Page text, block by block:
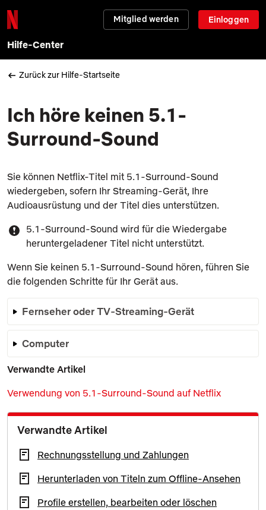
Mitglied werden Einloggen
Hilfe-Center
Zurück zur Hilfe-Startseite
Ich höre keinen 5.1-
Surround-Sound
Sie können Netflix-Titel mit 5.1-Surround-Sound
wiedergeben, sofern Ihr Streaming-Gerät, Ihre
Audioausrüstung und der Titel dies unterstützen.
5.1-Surround-Sound wird für die Wiedergabe
heruntergeladener Titel nicht unterstützt.
Wenn Sie keinen 5.1-Surround-Sound hören, führen Sie
die folgenden Schritte für Ihr Gerät aus.
Fernseher oder TV-Streaming-Gerät
Computer
Verwandte Artikel
Verwendung von 5.1-Surround-Sound auf Netflix
Verwandte Artikel
Rechnungsstellung und Zahlungen
Herunterladen von Titeln zum Offline-Ansehen
Profile erstellen, bearbeiten oder löschen